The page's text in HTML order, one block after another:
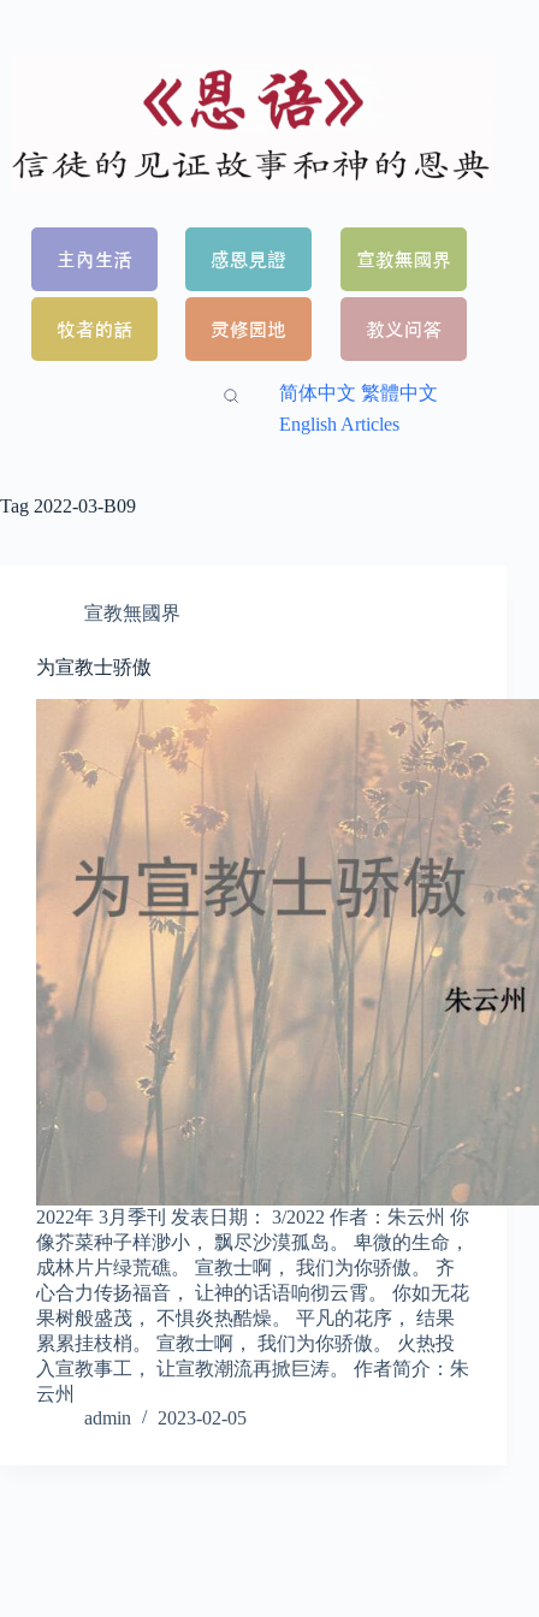
简体中文 繁體中文
English Articles
Tag 2022-03-B09
宣教無國界
为宣教士骄傲
2022年 3月季刊 发表日期： 3/2022 作者：朱云州 你
像芥菜种子样渺小， 飘尽沙漠孤岛。 卑微的生命，
成林片片绿荒礁。 宣教士啊， 我们为你骄傲。 齐
心合力传扬福音， 让神的话语响彻云霄。 你如无花
果树般盛茂， 不惧炎热酷燥。 平凡的花序， 结果
累累挂枝梢。 宣教士啊， 我们为你骄傲。 火热投
入宣教事工， 让宣教潮流再掀巨涛。 作者简介：朱
云州
admin
2023-02-05